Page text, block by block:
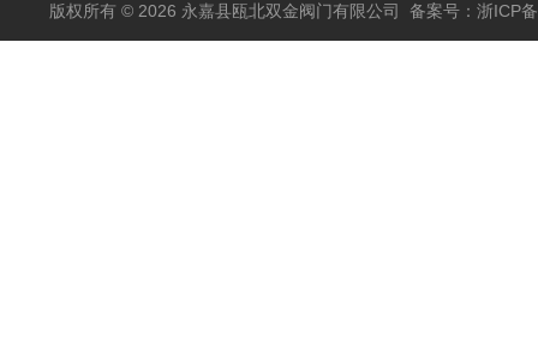
版权所有 © 2026 永嘉县瓯北双金阀门有限公司 备案号：浙ICP